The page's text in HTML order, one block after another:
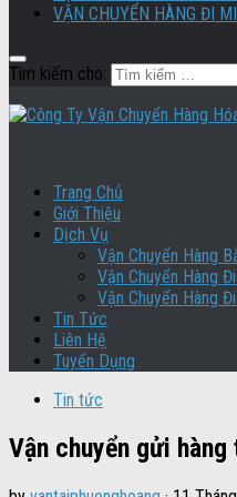
VẬN CHUYỂN HÀNG ĐI
Tìm kiếm cho:
Trang Chủ
Giới Thiệu
Dịch Vụ
Vận Chuyển Hàng
Vận Chuyển Hàng
Vận Chuyển Hàng
Tin Tức
Liên Hệ
Tuyển Dụng
Tin tức
Vận chuyển gửi